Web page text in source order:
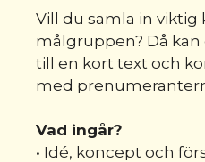
Vill du samla in viktig
målgruppen? Då
till en kort text och
med
Vad ingår?
• Idé, koncept och